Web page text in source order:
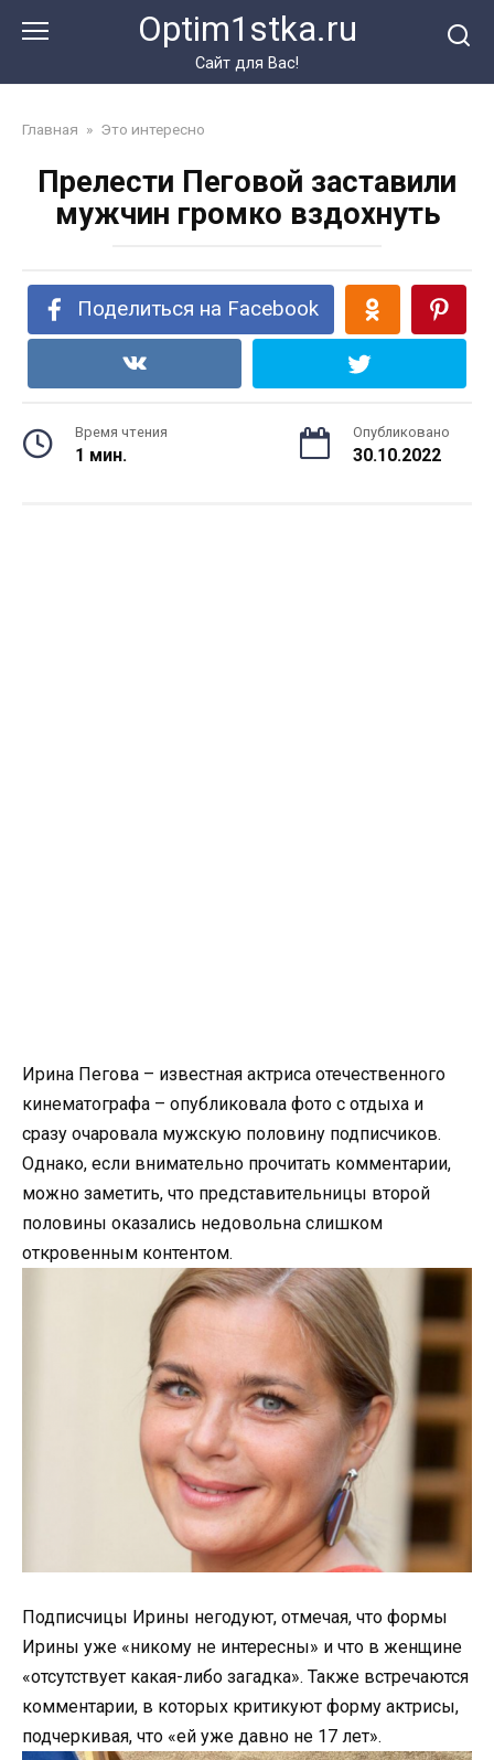
Optim1stka.ru
Сайт для Вас!
Главная » Это интересно
Прелести Пеговой заставили
мужчин громко вздохнуть
Поделиться на Facebook
Время чтения
1 мин.
Опубликовано
30.10.2022
Ирина Пегова – известная актриса отечественного
кинематографа – опубликовала фото с отдыха и
сразу очаровала мужскую половину подписчиков.
Однако, если внимательно прочитать комментарии,
можно заметить, что представительницы второй
половины оказались недовольна слишком
откровенным контентом.
Подписчицы Ирины негодуют, отмечая, что формы
Ирины уже «никому не интересны» и что в женщине
«отсутствует какая-либо загадка». Также встречаются
комментарии, в которых критикуют форму актрисы,
подчеркивая, что «ей уже давно не 17 лет».